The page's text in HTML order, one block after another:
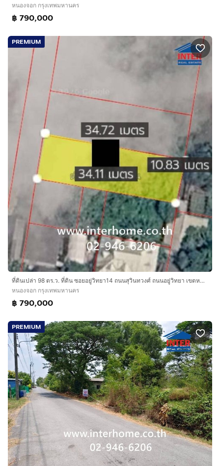
หนองจอก กรุงเทพมหานคร
฿ 790,000
PREMIUM
ที่ดินเปล่า 98 ตร.ว. ที่ดิน ซอยอยู่วิทยา14 ถนนสุวินทวงศ์ ถนนอยู่วิทยา เขตหนองจอก กรุงเทพมหานคร
หนองจอก กรุงเทพมหานคร
฿ 790,000
PREMIUM